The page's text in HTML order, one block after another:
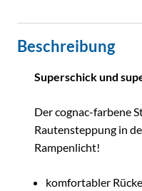
Beschreibung
Superschick und
Der cognac-farbene
Rautensteppung in
Rampenlicht!
komfortabler